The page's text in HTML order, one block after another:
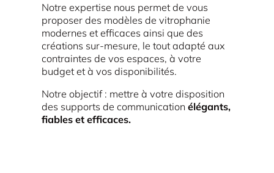
Notre expertise nous permet de vous
proposer des modèles de vitrophanie
modernes et efficaces ainsi que des
créations sur-mesure, le tout adapté aux
contraintes de vos espaces, à votre
budget et à vos disponibilités.
Notre objectif : mettre à votre disposition
des supports de communication élégants,
fiables et efficaces.